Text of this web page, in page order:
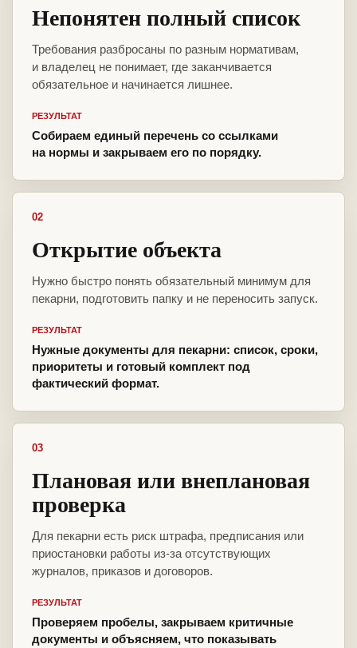
Непонятен полный список
Требования разбросаны по разным нормативам,
и владелец не понимает, где заканчивается
обязательное и начинается лишнее.
РЕЗУЛЬТАТ
Собираем единый перечень со ссылками
на нормы и закрываем его по порядку.
02
Открытие объекта
Нужно быстро понять обязательный минимум для
пекарни, подготовить папку и не переносить запуск.
РЕЗУЛЬТАТ
Нужные документы для пекарни: список, сроки,
приоритеты и готовый комплект под
фактический формат.
03
Плановая или внеплановая
проверка
Для пекарни есть риск штрафа, предписания или
приостановки работы из-за отсутствующих
журналов, приказов и договоров.
РЕЗУЛЬТАТ
Проверяем пробелы, закрываем критичные
документы и объясняем, что показывать